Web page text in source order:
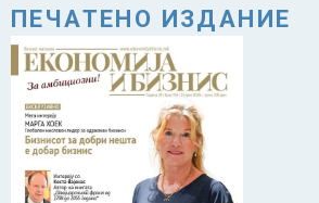
ПЕЧАТЕНО ИЗДАНИЕ